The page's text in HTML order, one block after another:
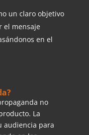
un claro objetivo
el mensaje
en el
no
La
audiencia para